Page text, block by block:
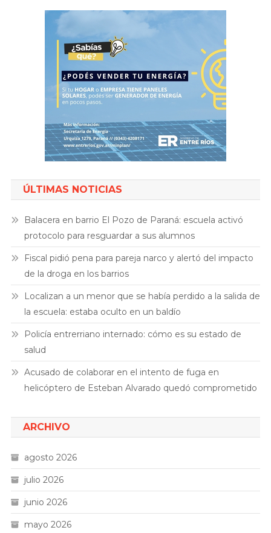
ÚLTIMAS NOTICIAS
Balacera en barrio El Pozo de Paraná: escuela activó
protocolo para resguardar a sus alumnos
Fiscal pidió pena para pareja narco y alertó del impacto
de la droga en los barrios
Localizan a un menor que se había perdido a la salida de
la escuela: estaba oculto en un baldío
Policía entrerriano internado: cómo es su estado de
salud
Acusado de colaborar en el intento de fuga en
helicóptero de Esteban Alvarado quedó comprometido
ARCHIVO
agosto 2026
julio 2026
junio 2026
mayo 2026